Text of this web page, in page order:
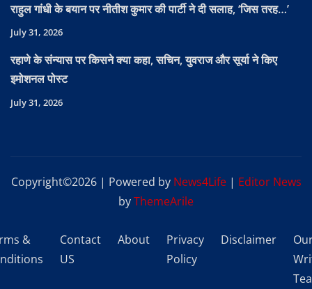
राहुल गांधी के बयान पर नीतीश कुमार की पार्टी ने दी सलाह, ‘जिस तरह…’
July 31, 2026
रहाणे के संन्यास पर किसने क्या कहा, सचिन, युवराज और सूर्या ने किए
इमोशनल पोस्ट
July 31, 2026
Copyright©2026 | Powered by News4Life | Editor News
byThemeArile
&
Contact
US
About
Privacy
Policy
Disclaimer